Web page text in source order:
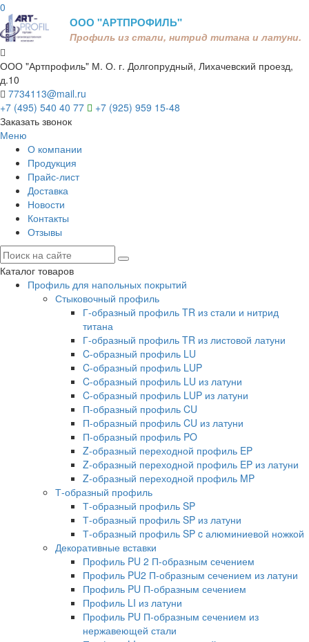
0
ООО "АРТПРОФИЛЬ"
Профиль из стали, нитрид титана и латуни.
ООО "Артпрофиль" М. О. г. Долгопрудный, Лихачевский проезд,
д.10
7734113@mail.ru
+7 (495) 540 40 77
+7 (925) 959 15-48
Заказать звонок
Меню
О компании
Продукция
Прайс-лист
Доставка
Новости
Контакты
Отзывы
Каталог товаров
Профиль для напольных покрытий
Стыковочный профиль
Г-образный профиль TR из стали и нитрид
титана
Г-образный профиль TR из листовой латуни
C-образный профиль LU
C-образный профиль LUP
C-образный профиль LU из латуни
C-образный профиль LUP из латуни
П-образный профиль CU
П-образный профиль CU из латуни
П-образный профиль PO
Z-образный переходной профиль EP
Z-образный переходной профиль EP из латуни
Z-образный переходной профиль MP
Т-образный профиль
Т-образный профиль SP
Т-образный профиль SP из латуни
Т-образный профиль SP c алюминиевой ножкой
Декоративные вставки
Профиль PU 2 П-образным сечением
Профиль PU2 П-образным сечением из латуни
Профиль PU П-образным сечением
Профиль LI из латуни
Профиль PU П-образным сечением из
нержавеющей стали